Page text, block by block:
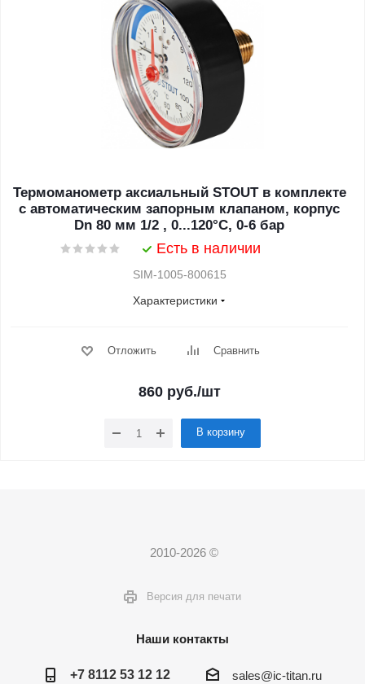
Термоманометр аксиальный STOUT в комплекте
с автоматическим запорным клапаном, корпус
Dn 80 мм 1/2 , 0...120°C, 0-6 бар
Есть в наличии
SIM-1005-800615
Характеристики
Отложить Сравнить
860 руб./шт
В корзину
2010-2026 ©
Версия для печати
Наши контакты
+7 8112 53 12 12 sales@ic-titan.ru